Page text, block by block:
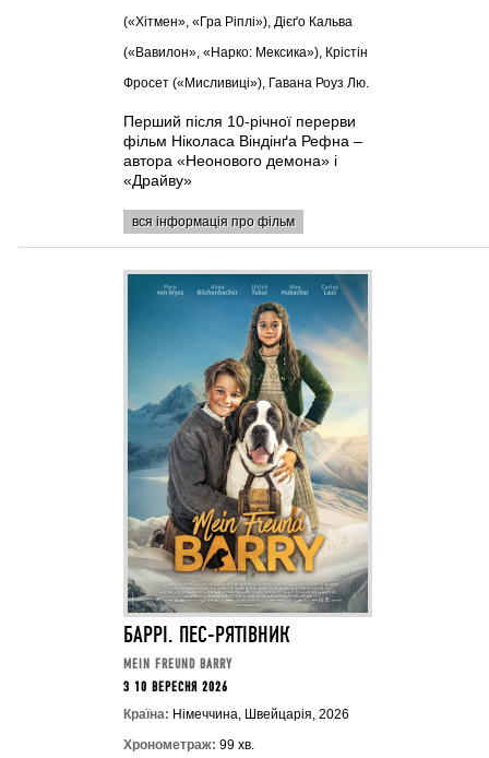
(«Хітмен», «Гра Ріплі»), Дієґо Кальва
(«Вавилон», «Нарко: Мексика»), Крістін
Фросет («Мисливиці»), Гавана Роуз Лю.
Перший після 10-річної перерви
фільм Ніколаса Віндінґа Рефна –
автора «Неонового демона» і
«Драйву»
вся інформація про фільм
БАРРІ. ПЕС-РЯТІВНИК
MEIN FREUND BARRY
З 10 ВЕРЕСНЯ 2026
Країна: Німеччина, Швейцарія, 2026
Хронометраж: 99 хв.